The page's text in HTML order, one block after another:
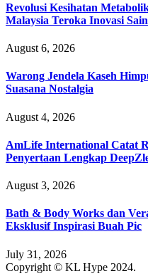
Revolusi Kesihatan
Malaysia Teroka Inovasi
August 6, 2026
Warong Jendela Kaseh
Suasana Nostalgia
August 4, 2026
AmLife International Catat
Penyertaan Lengkap
August 3, 2026
Bath & Body Works dan
Eksklusif Inspirasi Buah Pic
July 31, 2026
Copyright © KL Hype 2024.